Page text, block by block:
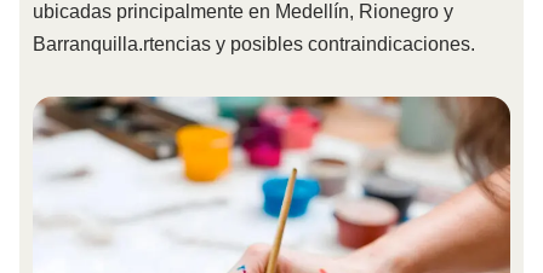
ubicadas principalmente en Medellín, Rionegro y
Barranquilla.rtencias y posibles contraindicaciones.